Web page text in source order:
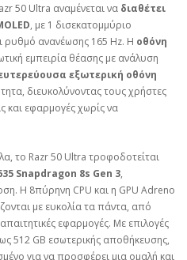
50 Ultra αναμένεται να διαθέτει
, με 1 δισεκατομμύριο
ρυθμό ανανέωσης 165 Hz. Η οθόνη
εμπειρία θέασης με ανάλυση
εξωτερική οθόνη
διευκολύνοντας τους χρήστες
και εφαρμογές χωρίς να
το Razr 50 Ultra τροφοδοτείται
Snapdragon 8s Gen 3,
Η 8πύρηνη CPU και η GPU Adreno
με ευκολία τα πάντα, από
εφαρμογές. Με επιλογές
512 GB εσωτερικής αποθήκευσης,
για να προσφέρει μια ομαλή και